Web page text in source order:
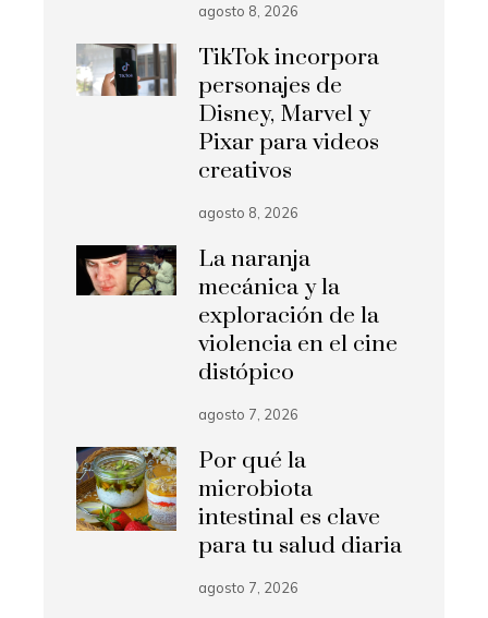
agosto 8, 2026
TikTok incorpora
personajes de
Disney, Marvel y
Pixar para videos
creativos
agosto 8, 2026
La naranja
mecánica y la
exploración de la
violencia en el cine
distópico
agosto 7, 2026
Por qué la
microbiota
intestinal es clave
para tu salud diaria
agosto 7, 2026